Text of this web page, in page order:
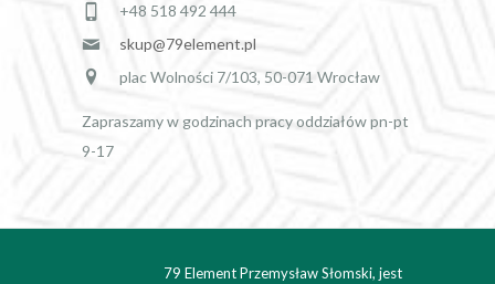
+48 518 492 444
skup@79element.pl
plac Wolności 7/103, 50-071 Wrocław
Zapraszamy w godzinach pracy oddziałów pn-pt
9-17
79 Element Przemysław Słomski, jest